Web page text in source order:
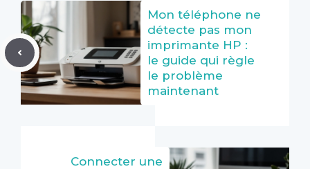
Mon téléphone ne
détecte pas mon
imprimante HP :
le guide qui règle
le problème
maintenant
Connecter une